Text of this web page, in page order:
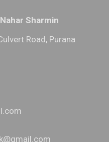
Sharmin
Road, Purana